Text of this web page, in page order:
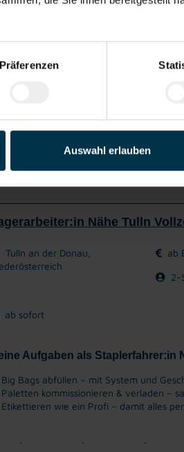
Präferenzen
Auswahl erlauben
Mit WhatsApp bewerben
zu diesem Job anzeigen
Nähe Tulln
Tulln an der Donau,
ab
2-
ab sofort
Aufgaben als Staplerfahrer:in
Big Bags abfüllen – mit System und
Paletten kommissionieren & verladen –
Etikettieren wie ein Profi – damit alles